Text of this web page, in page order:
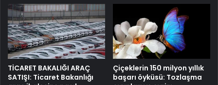
TİCARET BAKALIĞI ARAÇ
SATIŞI: Ticaret Bakanlığı
Çiçeklerin 150 milyon yıllık
başarı öyküsü: Tozlaşma